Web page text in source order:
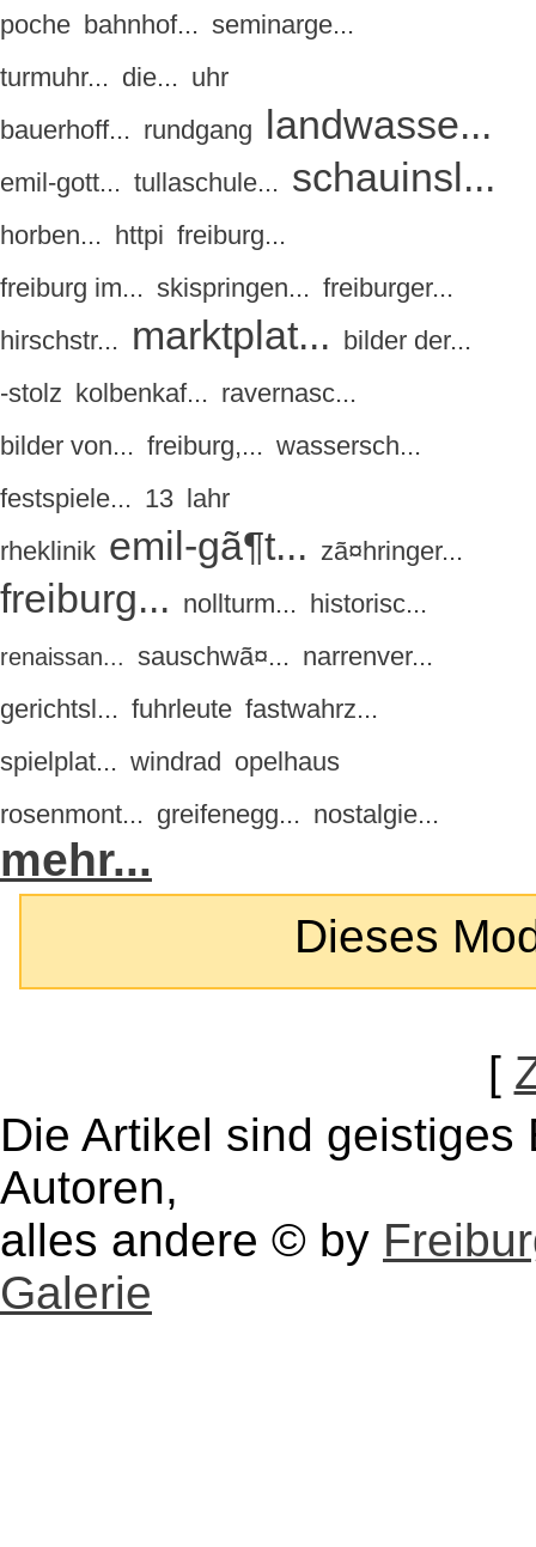
poche bahnhof... seminarge...
turmuhr... die... uhr
bauerhoff... rundgang landwasse...
emil-gott... tullaschule... schauinsl...
horben... httpi freiburg...
freiburg im... skispringen... freiburger...
hirschstr... marktplat... bilder der...
-stolz kolbenkaf... ravernasc...
bilder von... freiburg,... wassersch...
festspiele... 13 lahr
rheklinik emil-gã¶t... zã¤hringer...
freiburg... nollturm... historisc...
renaissan... sauschwã¤... narrenver...
gerichtsl... fuhrleute fastwahrz...
spielplat... windrad opelhaus
rosenmont... greifenegg... nostalgie...
mehr...
Dieses
[
Die Artikel sind
Autoren,
alles andere © by
Galerie